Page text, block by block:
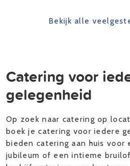
diner kan je kosteloos
diner kun je geen geld meer
herroepingsrecht van
die met jouw allergie
Bekijk alle
Catering voor
gelegenheid
Op zoek naar catering op
boek je catering voor iedere
bieden catering aan huis voor
jubileum of een intieme